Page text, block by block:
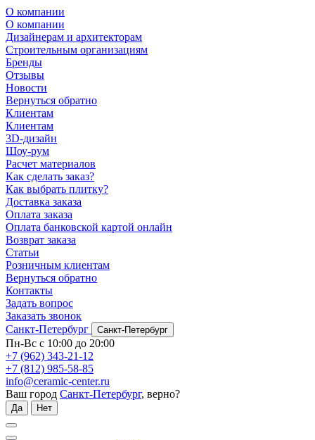
О компании
О компании
Дизайнерам и архитекторам
Строительным организациям
Бренды
Отзывы
Новости
Вернуться обратно
Клиентам
Клиентам
3D-дизайн
Шоу-рум
Расчет материалов
Как сделать заказ?
Как выбрать плитку?
Доставка заказа
Оплата заказа
Оплата банковской картой онлайн
Возврат заказа
Статьи
Розничным клиентам
Вернуться обратно
Контакты
Задать вопрос
Заказать звонок
Санкт-Петербург
Санкт-Петербург
Пн-Вс с 10:00 до 20:00
+7 (962) 343-21-12
+7 (812) 985-58-85
info@ceramic-center.ru
Ваш город Санкт-Петербург, верно?
Да Нет